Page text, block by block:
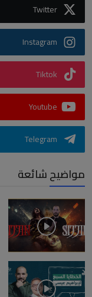
Twitter
Instagram
Tiktok
Youtube
Telegram
مواضيح شائعة